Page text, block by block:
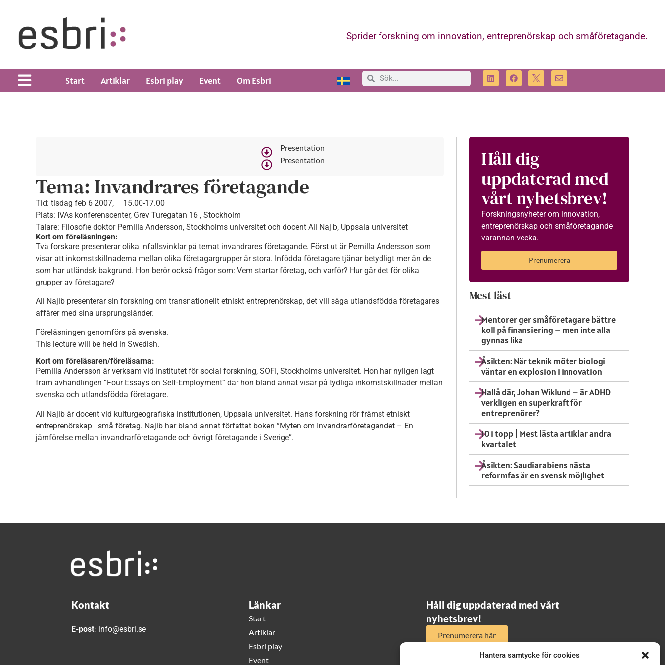
Hantera samtycke för cookies
Sprider forskning om innovation, entreprenörskap och småföretagande.
Start Artiklar Esbri play Event Om Esbri
Presentation
Presentation
Tema: Invandrares företagande
Tid: tisdag feb 6 2007,
15.00-17.00
Plats: IVAs konferenscenter, Grev Turegatan 16 , Stockholm
Talare: Filosofie doktor Pernilla Andersson, Stockholms universitet och docent Ali Najib, Uppsala universitet
Kort om föreläsningen:
Två forskare presenterar olika infallsvinklar på temat invandrares företagande. Först ut är Pernilla Andersson som
visar att inkomstskillnaderna mellan olika företagargrupper är stora. Infödda företagare tjänar betydligt mer än de
som har utländsk bakgrund. Hon berör också frågor som: Vem startar företag, och varför? Hur går det för olika
grupper av företagare?
Ali Najib presenterar sin forskning om transnationellt etniskt entreprenörskap, det vill säga utlandsfödda företagares
affärer med sina ursprungsländer.
Föreläsningen genomförs på svenska.
This lecture will be held in Swedish.
Kort om föreläsaren/föreläsarna:
Pernilla Andersson är verksam vid Institutet för social forskning, SOFI, Stockholms universitet. Hon har nyligen lagt
fram avhandlingen ”Four Essays on Self-Employment” där hon bland annat visar på tydliga inkomstskillnader mellan
svenska och utlandsfödda företagare.
Ali Najib är docent vid kulturgeografiska institutionen, Uppsala universitet. Hans forskning rör främst etniskt
entreprenörskap i små företag. Najib har bland annat författat boken ”Myten om Invandrarföretagandet – En
jämförelse mellan invandrarföretagande och övrigt företagande i Sverige”.
Håll dig
uppdaterad med
vårt nyhetsbrev!
Forskningsnyheter om innovation,
entreprenörskap och småföretagande
varannan vecka.
Prenumerera
Mest läst
Mentorer ger småföretagare bättre
koll på finansiering – men inte alla
gynnas lika
Åsikten: När teknik möter biologi
väntar en explosion i innovation
Hallå där, Johan Wiklund – är ADHD
verkligen en superkraft för
entreprenörer?
10 i topp | Mest lästa artiklar andra
kvartalet
Åsikten: Saudiarabiens nästa
reformfas är en svensk möjlighet
Kontakt
E-post: info@esbri.se
Länkar
Start
Artiklar
Esbri play
Event
Håll dig uppdaterad med vårt
nyhetsbrev!
Prenumerera här